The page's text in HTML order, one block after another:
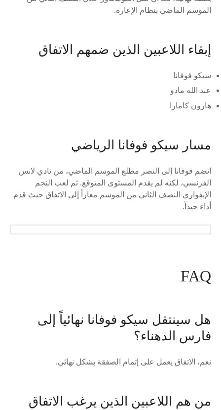
الموسم الماضي بنظام الإعارة.
إبقاء اللاعبين الذين ضمهم الاتفاق
سيكو فوفانا
عبد الله مادو
هارون كامارا
مسار سيكو فوفانا الرياضي
انضم فوفانا إلى النصر مطلع الموسم الماضي، من نادي لانس
الفرنسي، لكنه لم يقدم المستوى المتوقع. ثم لعب النجم
الإيفواري النصف الثاني من الموسم معاراً إلى الاتفاق حيث قدم
أداء جيداً.
FAQ
هل سينتقل سيكو فوفانا نهائياً إلى
فارس الدهناء؟
نعم، الاتفاق يعمل على إتمام الصفقة بشكل نهائي.
من هم اللاعبين الذين يرغب الاتفاق